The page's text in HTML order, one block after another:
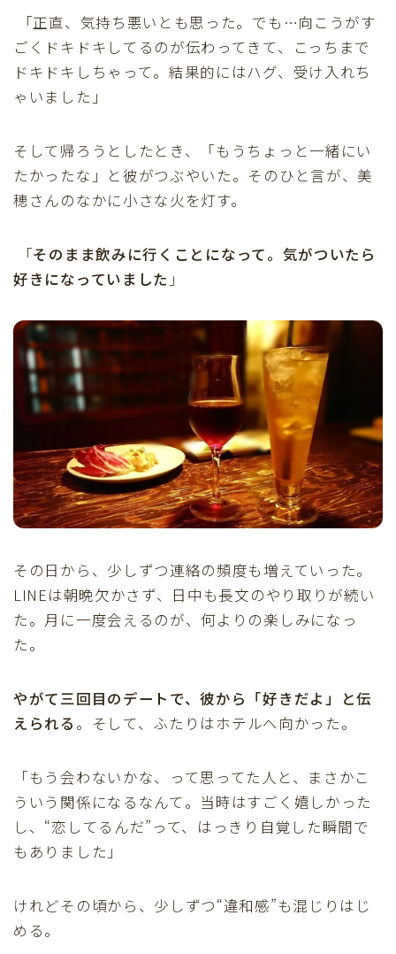
「正直、気持ち悪いとも思った。でも…向こうがす
ごくドキドキしてるのが伝わってきて、こっちまで
ドキドキしちゃって。結果的にはハグ、受け入れち
ゃいました」
そして帰ろうとしたとき、「もうちょっと一緒にい
たかったな」と彼がつぶやいた。そのひと言が、美
穂さんのなかに小さな火を灯す。
「そのまま飲みに行くことになって。気がついたら
好きになっていました 」
その日から、少しずつ連絡の頻度も増えていった。
LINEは朝晩欠かさず、日中も長文のやり取りが続い
た。月に一度会えるのが、何よりの楽しみになっ
た。
やがて三回目のデートで、彼から「好きだよ」と伝
えられる 。そして、ふたりはホテルへ向かった。
「もう会わないかな、って思ってた人と、まさかこ
ういう関係になるなんて。当時はすごく嬉しかった
し、“恋してるんだ”って、はっきり自覚した瞬間で
もありました」
けれどその頃から、少しずつ“違和感”も混じりはじ
める。